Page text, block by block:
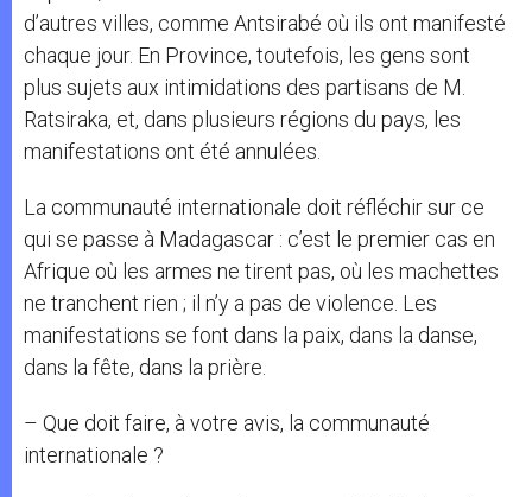
d’autres villes, comme Antsirabé où ils ont manifesté
chaque jour. En Province, toutefois, les gens sont
plus sujets aux intimidations des partisans de M.
Ratsiraka, et, dans plusieurs régions du pays, les
manifestations ont été annulées.
La communauté internationale doit réfléchir sur ce
qui se passe à Madagascar : c’est le premier cas en
Afrique où les armes ne tirent pas, où les machettes
ne tranchent rien ; il n’y a pas de violence. Les
manifestations se font dans la paix, dans la danse,
dans la fête, dans la prière.
– Que doit faire, à votre avis, la communauté
internationale ?